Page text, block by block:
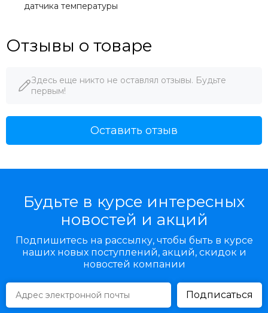
датчика температуры
Отзывы о товаре
Здесь еще никто не оставлял отзывы. Будьте
первым!
Оставить отзыв
Будьте в курсе интересных
новостей и акций
Подпишитесь на рассылку, чтобы быть в курсе
наших новых поступлений, акций, скидок и
новостей компании
Подписаться